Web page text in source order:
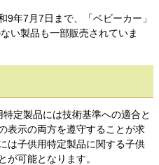
9年7月7日まで、「ベビーカー」
い製品も一部販売されていま
定製品には技術基準への適合と
表示の両方を遵守することが求
は子供用特定製品に関する子供
が可能となります。